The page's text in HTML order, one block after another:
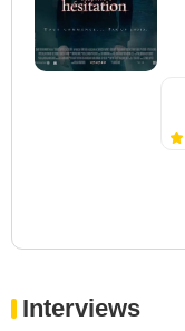
Interviews